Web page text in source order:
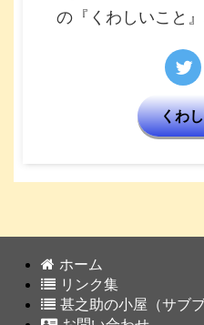
の『くわしいこと
くわ
ホーム
リンク集
甚之助の小屋（サブブ